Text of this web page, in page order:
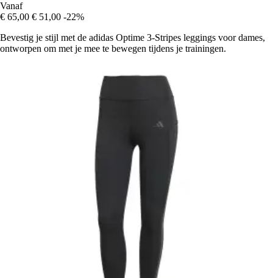
Vanaf
€ 65,00 € 51,00 -22%
Bevestig je stijl met de adidas Optime 3-Stripes leggings voor dames,
ontworpen om met je mee te bewegen tijdens je trainingen.